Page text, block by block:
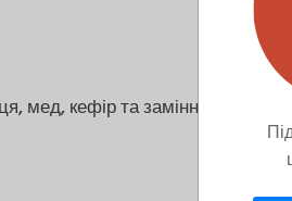
мед, кефір та замінник цукру.